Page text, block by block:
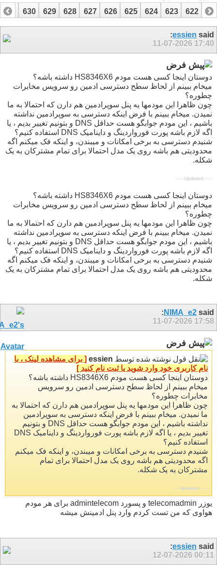
622
623
624
625
626
627
628
629
630
631
essien said:
11-07-2026 17:40
دوستان اینجا کسی هست مودم HS8346X6 داشته باشه؟
میخام ببینم از لحاظ سطح دسترسی ادمین رو سرویس مخابرات
چطوره؟
چون ظاهرا این مودمها یه پنل سوپرادمین هم دارن که احتمالا به ما
نمیدن. میخام ببینم با فرض اینکه دسترسی به سوپرادمین نداشته
باشیم ، این مودم جوابگو هست حداقل DNS و بتونیم تغییر بدیم ، یا
اگه لازم باشه پورت فورواردینگ و داینامیک DNS استفاده کنیم؟
شنیدم دسترسی به برخی امکانات و میبندن، و اینکه فک میکنم اگه
محدودیتی هم باشه روی یک مدل احتمالا برای تمام مشترکان به یک
شکله.
- - - Updated - - -
دوستان اینجا کسی هست مودم HS8346X6 داشته باشه؟
میخام ببینم از لحاظ سطح دسترسی ادمین رو سرویس مخابرات
چطوره؟
چون ظاهرا این مودمها یه پنل سوپرادمین هم دارن که احتمالا به ما
نمیدن. میخام ببینم با فرض اینکه دسترسی به سوپرادمین نداشته
باشیم ، این مودم جوابگو هست حداقل DNS و بتونیم تغییر بدیم ، یا
اگه لازم باشه پورت فورواردینگ و داینامیک DNS استفاده کنیم؟
شنیدم دسترسی به برخی امکانات و میبندن، و اینکه فک میکنم اگه
محدودیتی هم باشه روی یک مدل احتمالا برای تمام مشترکان به یک
شکله.
NIMA_e2 said:
11-07-2026 17:58
نوشته شده توسط essien [ برای مشاهده لینک ، با
نام کاربری خود وارد شوید یا ثبت نام کنید ]
دوستان اینجا کسی هست مودم HS8346X6 داشته باشه؟
میخام ببینم از لحاظ سطح دسترسی ادمین رو سرویس
مخابرات چطوره؟
چون ظاهرا این مودمها یه پنل سوپرادمین هم دارن که احتمالا به
ما نمیدن. میخام ببینم با فرض اینکه دسترسی به سوپرادمین
نداشته باشیم ، این مودم جوابگو هست حداقل DNS و بتونیم
تغییر بدیم ، یا اگه لازم باشه پورت فورواردینگ و داینامیک DNS
استفاده کنیم؟
شنیدم دسترسی به برخی امکانات و میبندن، و اینکه فک میکنم
اگه محدودیتی هم باشه روی یک مدل احتمالا برای تمام
مشترکان به یک شکله.
- - - Updated - -
یوزر telecomadmin و پسورد admintelecom برای هر مودم
هواوی که من تست کردم وارد پنل ادمینش میشه
essien said:
12-07-2026 00:11